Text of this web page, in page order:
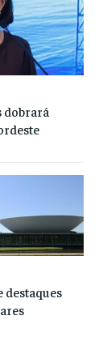
dobrará
destaques